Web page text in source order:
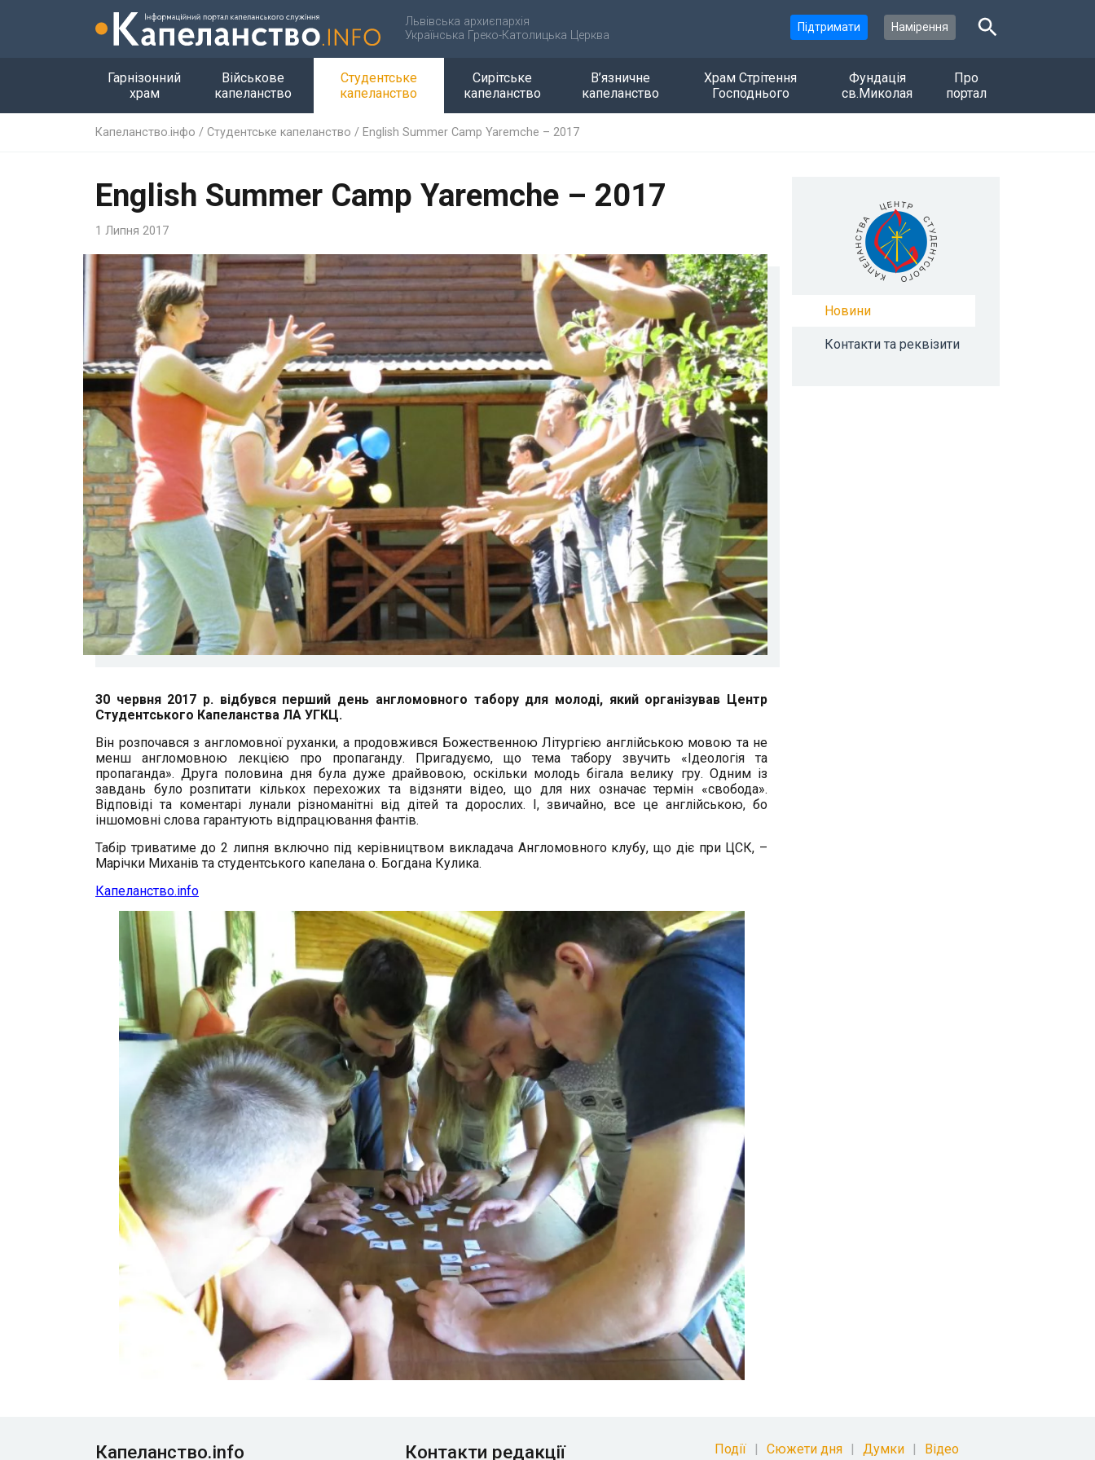
Львівська архиєпархія
Українська Греко-Католицька Церква
Підтримати Намірення
Гарнізонний
храм
Військове
капеланство
Студентське
капеланство
Сирітське
капеланство
В’язничне
капеланство
Храм Стрітення
Господнього
Фундація
св.Миколая
Про
портал
Капеланство.інфо / Студентське капеланство / English Summer Camp Yaremche – 2017
English Summer Camp Yaremche – 2017
1 Липня 2017
30 червня 2017 р. відбувся перший день англомовного табору для молоді, який організував Центр
Студентського Капеланства ЛА УГКЦ.
Він розпочався з англомовної руханки, а продовжився Божественною Літургією англійською мовою та не
менш англомовною лекцією про пропаганду. Пригадуємо, що тема табору звучить «Ідеологія та
пропаганда». Друга половина дня була дуже драйвовою, оскільки молодь бігала велику гру. Одним із
завдань було розпитати кількох перехожих та відзняти відео, що для них означає термін «свобода».
Відповіді та коментарі лунали різноманітні від дітей та дорослих. І, звичайно, все це англійською, бо
іншомовні слова гарантують відпрацювання фантів.
Табір триватиме до 2 липня включно під керівництвом викладача Англомовного клубу, що діє при ЦСК, –
Марічки Миханів та студентського капелана о. Богдана Кулика.
Капеланство.info
Новини
Контакти та реквізити
Капеланство.info Контакти редакції Події Сюжети дня Думки Відео